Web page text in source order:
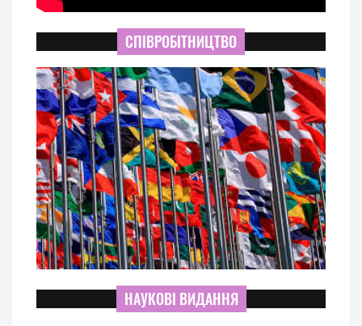
СПІВРОБІТНИЦТВО
НАУКОВІ ВИДАННЯ